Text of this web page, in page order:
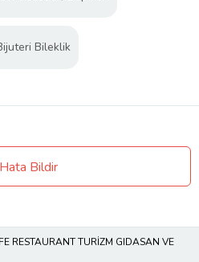
Bileklik
Hata Bildir
RESTAURANT TURİZM GIDASAN VE